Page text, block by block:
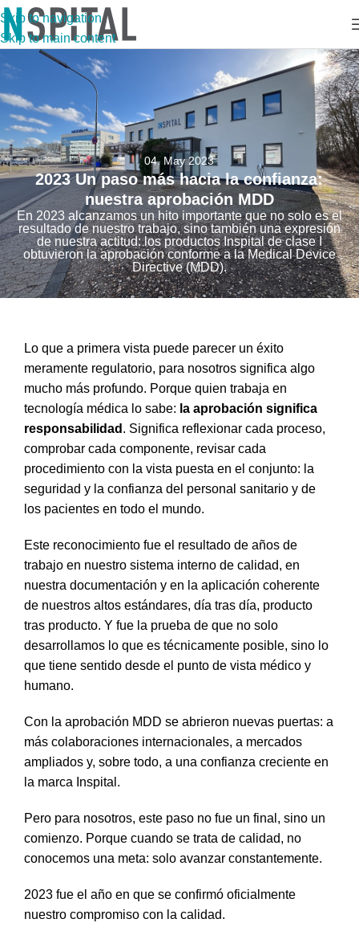
Skip to navigation
Skip to main content
04. May 2023
2023 Un paso más hacia la confianza:
nuestra aprobación MDD
En 2023 alcanzamos un hito importante que no solo es el
resultado de nuestro trabajo, sino también una expresión
de nuestra actitud: los productos Inspital de clase I
obtuvieron la aprobación conforme a la Medical Device
Directive (MDD).
Lo que a primera vista puede parecer un éxito
meramente regulatorio, para nosotros significa algo
mucho más profundo. Porque quien trabaja en
tecnología médica lo sabe: la aprobación significa
responsabilidad . Significa reflexionar cada proceso,
comprobar cada componente, revisar cada
procedimiento con la vista puesta en el conjunto: la
seguridad y la confianza del personal sanitario y de
los pacientes en todo el mundo.
Este reconocimiento fue el resultado de años de
trabajo en nuestro sistema interno de calidad, en
nuestra documentación y en la aplicación coherente
de nuestros altos estándares, día tras día, producto
tras producto. Y fue la prueba de que no solo
desarrollamos lo que es técnicamente posible, sino lo
que tiene sentido desde el punto de vista médico y
humano.
Con la aprobación MDD se abrieron nuevas puertas: a
más colaboraciones internacionales, a mercados
ampliados y, sobre todo, a una confianza creciente en
la marca Inspital.
Pero para nosotros, este paso no fue un final, sino un
comienzo. Porque cuando se trata de calidad, no
conocemos una meta: solo avanzar constantemente.
2023 fue el año en que se confirmó oficialmente
nuestro compromiso con la calidad.